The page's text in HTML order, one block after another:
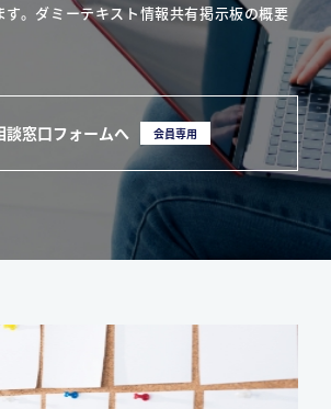
す。ダミーテキスト情報共有掲示板の概要
談窓口フォームへ 会員専用